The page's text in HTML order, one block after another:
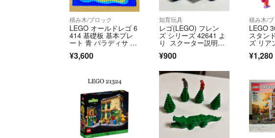
積み木/ブロック
LEGO オールドレゴ 6
414 基礎板 基本プレ
ート 青 パラディサ フ
¥3,600
知育玩具
レゴ(LEGO) フレン
ズ シリーズ 42641 よ
り スクーター説明書
¥900
積み木/
LEGO
スタン
ズ リア
¥1,280